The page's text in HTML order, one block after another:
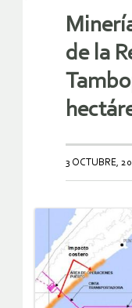
de la
3 OCTUBRE,